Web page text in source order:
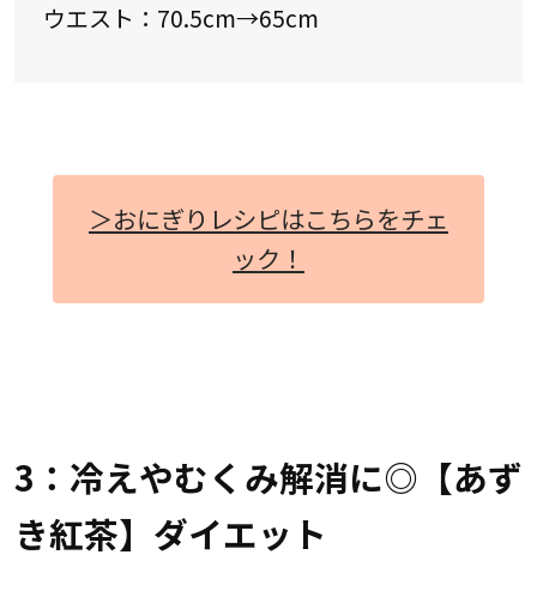
ウエスト：70.5cm→65cm
＞おにぎりレシピはこちらをチェ
ック！
3：冷えやむくみ解消に◎【あず
き紅茶】ダイエット